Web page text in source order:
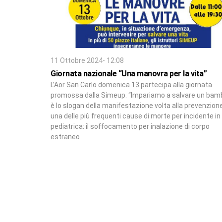
11 Ottobre 2024- 12:08
Giornata nazionale “Una manovra per la vita”
L’Aor San Carlo domenica 13 partecipa alla giornata
promossa dalla Simeup. “Impariamo a salvare un
è lo slogan della manifestazione volta alla
una delle più frequenti cause di morte per incidente in
pediatrica: il soffocamento per inalazione di corpo
estraneo